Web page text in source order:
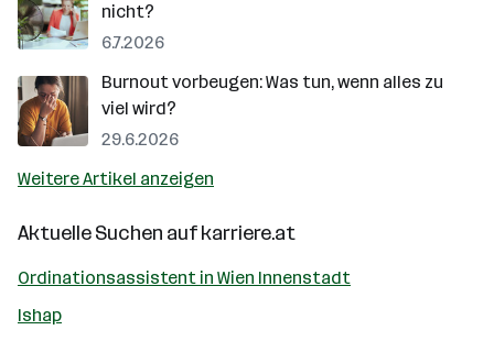
nicht?
6.7.2026
Burnout vorbeugen: Was tun, wenn alles zu
viel wird?
29.6.2026
Weitere Artikel anzeigen
Aktuelle Suchen aufkarriere.at
Ordinationsassistent in Wien Innenstadt
Ishap